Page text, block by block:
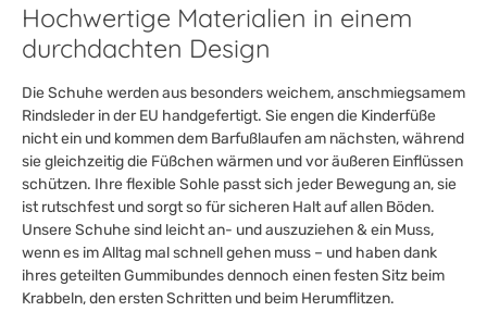
Hochwertige Materialien in einem
durchdachten Design
Die Schuhe werden aus besonders weichem, anschmiegsamem
Rindsleder in der EU handgefertigt. Sie engen die Kinderfüße
nicht ein und kommen dem Barfußlaufen am nächsten, während
sie gleichzeitig die Füßchen wärmen und vor äußeren Einflüssen
schützen. Ihre flexible Sohle passt sich jeder Bewegung an, sie
ist rutschfest und sorgt so für sicheren Halt auf allen Böden.
Unsere Schuhe sind leicht an- und auszuziehen & ein Muss,
wenn es im Alltag mal schnell gehen muss – und haben dank
ihres geteilten Gummibundes dennoch einen festen Sitz beim
Krabbeln, den ersten Schritten und beim Herumflitzen.